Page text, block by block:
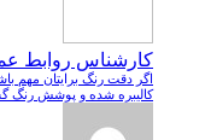
کارشناس روابط
کالیبره شده و پوشش رنگ